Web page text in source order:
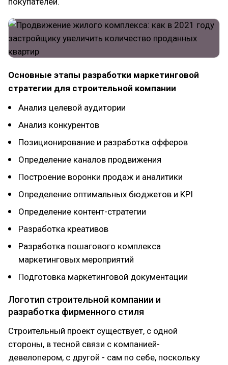
Основные этапы разработки маркетинговой
стратегии для строительной компании
Анализ целевой аудитории
Анализ конкурентов
Позиционирование и разработка офферов
Определение каналов продвижения
Построение воронки продаж и аналитики
Определение оптимальных бюджетов и KPI
Определение контент-стратегии
Разработка креативов
Разработка пошагового комплекса
маркетинговых мероприятий
Подготовка маркетинговой документации
Логотип строительной компании и
разработка фирменного стиля
Строительный проект существует, с одной
стороны, в тесной связи с компанией-
девелопером, с другой - сам по себе, поскольку